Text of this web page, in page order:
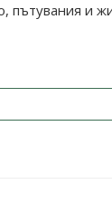
пътувания и